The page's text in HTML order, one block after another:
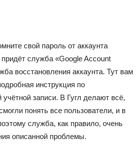
свой пароль от аккаунта
служба «Google Account
восстановления аккаунта. Тут вам
инструкция по
записи. В Гугл делают всё,
понять все пользователи, и в
служба, как правило, очень
описанной проблемы.